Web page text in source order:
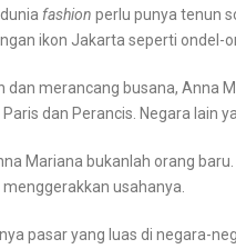
fashion perlu punya tenun
ikon Jakarta seperti ondel-
dan merancang busana, Anna
dan Perancis. Negara lain
Mariana bukanlah orang
usahanya.
pasar yang luas di negara-